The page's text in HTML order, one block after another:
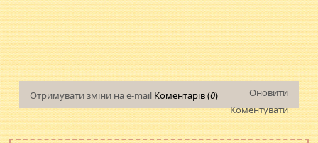
Отримувати зміни на e-mail Коментарів (0)
Оновити
Коментувати